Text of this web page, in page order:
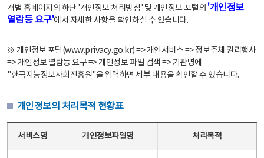
개별 홈페이지의 하단 '개인정보 처리방침' 및 개인정보 포털의 '개인정보
열람등 요구'에서 자세한 사항을 확인하실 수 있습니다.
※ 개인정보 포털(www.privacy.go.kr) => 개인서비스 => 정보주체 권리행사
=> 개인정보 열람등 요구 => 개인정보 파일 검색 => 기관명에
"한국지능정보사회진흥원"을 입력하면 세부 내용을 확인할 수 있습니다.
개인정보의 처리목적 현황표
서비스명 개인정보파일명 처리목적